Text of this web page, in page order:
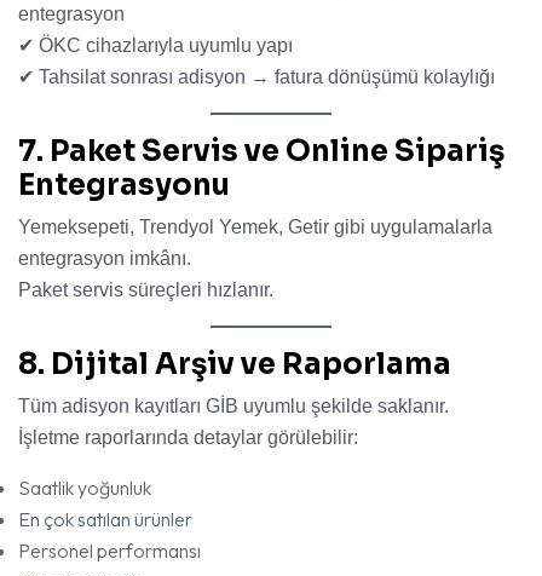
entegrasyon
✔ ÖKC cihazlarıyla uyumlu yapı
✔ Tahsilat sonrası adisyon → fatura dönüşümü kolaylığı
7. Paket Servis ve Online Sipariş
Entegrasyonu
Yemeksepeti, Trendyol Yemek, Getir gibi uygulamalarla
entegrasyon imkânı.
Paket servis süreçleri hızlanır.
8. Dijital Arşiv ve Raporlama
Tüm adisyon kayıtları GİB uyumlu şekilde saklanır.
İşletme raporlarında detaylar görülebilir:
Saatlik yoğunluk
En çok satılan ürünler
Personel performansı